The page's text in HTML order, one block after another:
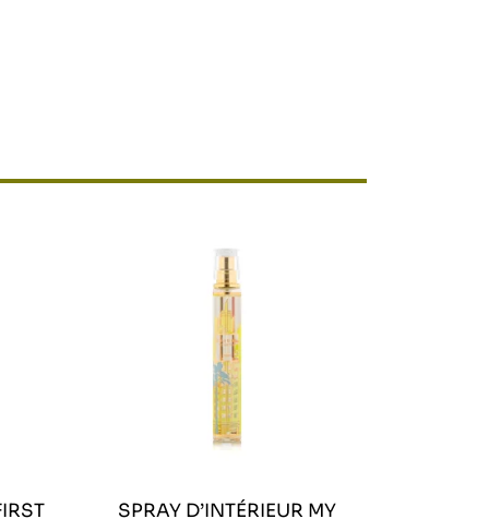
SPRAY D’INTÉRIEUR MY